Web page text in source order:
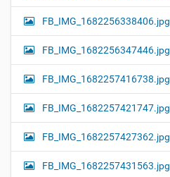
FB_IMG_1682256338406.jpg
FB_IMG_1682256347446.jpg
FB_IMG_1682257416738.jpg
FB_IMG_1682257421747.jpg
FB_IMG_1682257427362.jpg
FB_IMG_1682257431563.jpg